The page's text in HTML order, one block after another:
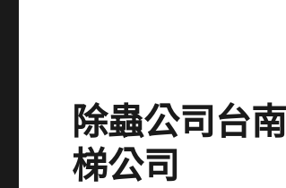
除蟲公司台
梯公司